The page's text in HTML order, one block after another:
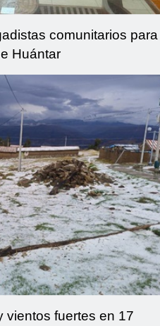
comunitarios para
Huántar
vientos fuertes en 17